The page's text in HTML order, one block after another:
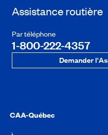
Assistance routière
Par téléphone
1-800-222-4357
Demander
CAA-Québec